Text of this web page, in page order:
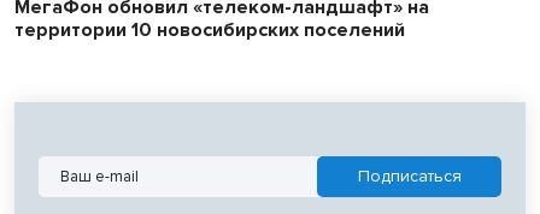
МегаФон обновил «телеком-ландшафт» на
территории 10 новосибирских поселений